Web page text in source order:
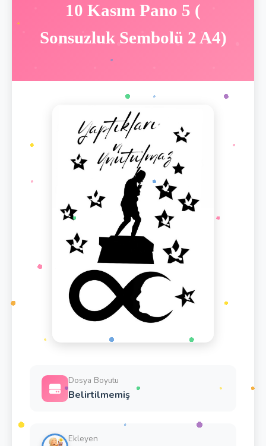
10 Kasım Pano 5 (
Sonsuzluk Sembolü 2 A4)
Dosya Boyutu
Belirtilmemiş
Ekleyen